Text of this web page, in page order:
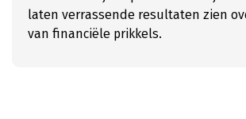
laten verrassende resultaten zien
van financiële prikkels.